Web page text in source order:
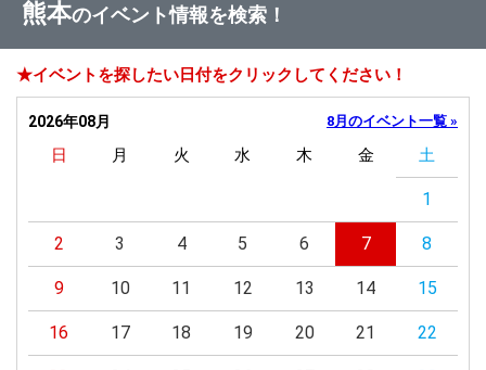
熊本のイベント情報を検索！
★イベントを探したい日付をクリックしてください！
2026年08月 8月のイベント一覧 »
日 月 火 水 木 金 土
1
2 3 4 5 6 7 8
9 10 11 12 13 14 15
16 17 18 19 20 21 22